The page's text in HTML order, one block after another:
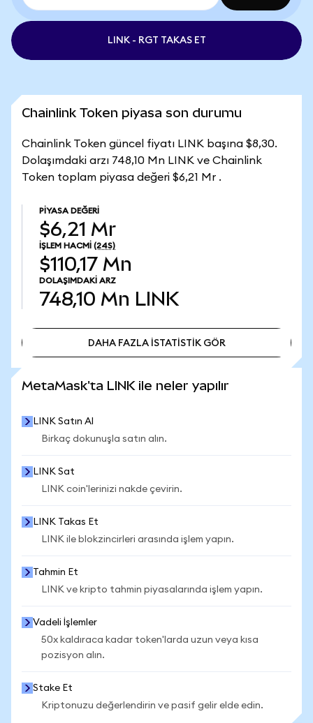
LINK - RGT TAKAS ET
Chainlink Token piyasa son durumu
Chainlink Token güncel fiyatı LINK başına $8,30.
Dolaşımdaki arzı 748,10 Mn LINK ve Chainlink
Token toplam piyasa değeri $6,21 Mr .
PIYASA DEĞERI
$6,21 Mr
İŞLEM HACMI (24S)
$110,17 Mn
DOLAŞIMDAKI ARZ
748,10 Mn LINK
DAHA FAZLA İSTATİSTİK GÖR
MetaMask'ta LINK ile neler yapılır
LINK Satın Al
Birkaç dokunuşla satın alın.
LINK Sat
LINK coin'lerinizi nakde çevirin.
LINK Takas Et
LINK ile blokzincirleri arasında işlem yapın.
Tahmin Et
LINK ve kripto tahmin piyasalarında işlem yapın.
Vadeli İşlemler
50x kaldıraca kadar token'larda uzun veya kısa
pozisyon alın.
Stake Et
Kriptonuzu değerlendirin ve pasif gelir elde edin.